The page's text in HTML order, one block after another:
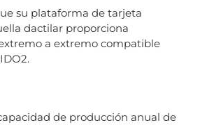
su plataforma de tarjeta
dactilar proporciona
a extremo compatible
de producción anual de